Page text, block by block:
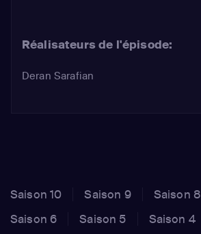
Réalisateurs de l'épisode:
Deran Sarafian
Saison 10 Saison 9 Saison 8
Saison 6
Saison 5 Saison 4